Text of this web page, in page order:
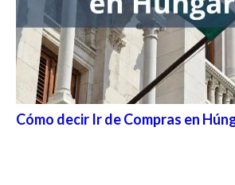
Cómo decir Ir de Compras en